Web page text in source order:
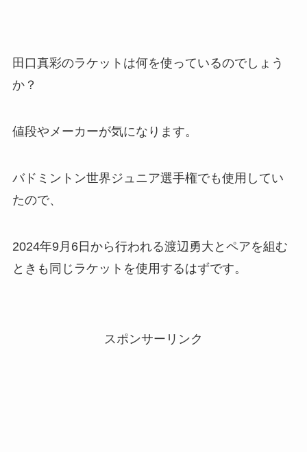
田口真彩のラケットは何を使っているのでしょう
か？
値段やメーカーが気になります。
バドミントン世界ジュニア選手権でも使用してい
たので、
2024年9月6日から行われる渡辺勇大とペアを組む
ときも同じラケットを使用するはずです。
スポンサーリンク